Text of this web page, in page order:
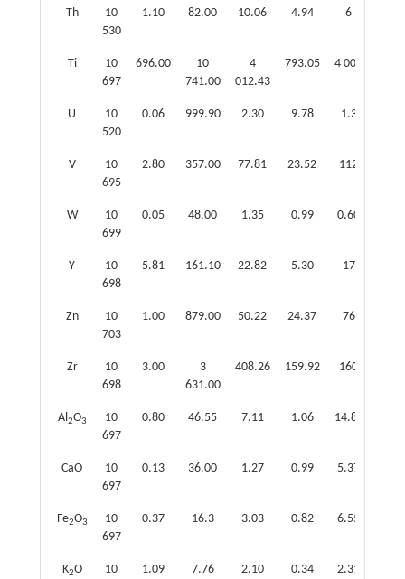
Th
10
530
1.10 82.00 10.06 4.94 6
Ti
10
697
696.00
10
741.00
4
012.43
793.05 4 000
U
10
520
0.06 999.90 2.30 9.78 1.3
V
10
695
2.80 357.00 77.81 23.52 112
W
10
699
0.05 48.00 1.35 0.99 0.60
Y
10
698
5.81 161.10 22.82 5.30 17
Zn
10
703
1.00 879.00 50.22 24.37 76
Zr
10
698
3.00
3
631.00
408.26 159.92 160
Al2O3
10
697
0.80 46.55 7.11 1.06 14.83
CaO
10
697
0.13 36.00 1.27 0.99 5.37
Fe2O3
10
697
0.37 16.3 3.03 0.82 6.55
K2O
10
1.09 7.76 2.10 0.34 2.31